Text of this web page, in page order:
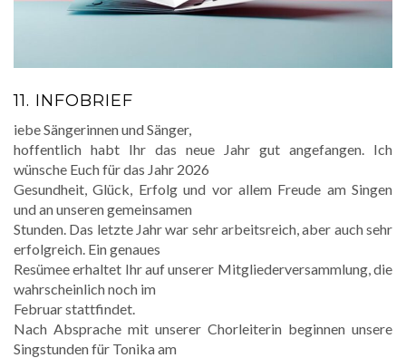
11. INFOBRIEF
iebe Sängerinnen und Sänger,
hoffentlich habt Ihr das neue Jahr gut angefangen. Ich
wünsche Euch für das Jahr 2026
Gesundheit, Glück, Erfolg und vor allem Freude am Singen
und an unseren gemeinsamen
Stunden. Das letzte Jahr war sehr arbeitsreich, aber auch sehr
erfolgreich. Ein genaues
Resümee erhaltet Ihr auf unserer Mitgliederversammlung, die
wahrscheinlich noch im
Februar stattfindet.
Nach Absprache mit unserer Chorleiterin beginnen unsere
Singstunden für Tonika am